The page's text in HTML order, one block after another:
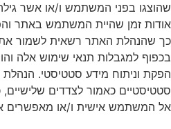
שהוצגו בפני המשתמש ו/או אשר גילה
אודות זמן שהיית המשתמש באתר
כך שהנהלת האתר רשאית לשמור
בכפוף למגבלות תנאי שימוש אלה
הפקת וניתוח מידע סטטיסטי.
סטטיסטיים כאמור לצדדים שלישיים,
אל המשתמש אישית ו/או מאפשרים את